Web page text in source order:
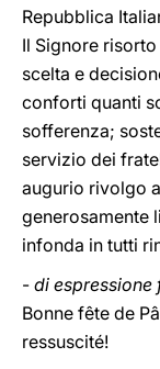
Repubblica
Il Signore
scelta e
conforti quanti
sofferenza;
servizio dei
augurio rivolgo
generosamente
infonda in tutti
- di espressione
Bonne fête de
ressuscité!